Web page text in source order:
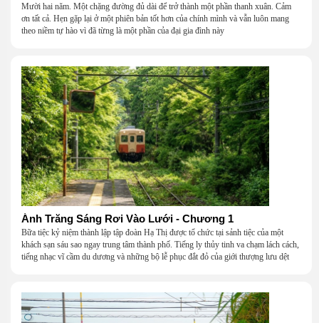
Mười hai năm. Một chặng đường đủ dài để trở thành một phần thanh xuân. Cảm
ơn tất cả. Hẹn gặp lại ở một phiên bản tốt hơn của chính mình và vẫn luôn mang
theo niềm tự hào vì đã từng là một phần của đại gia đình này
Ánh Trăng Sáng Rơi Vào Lưới - Chương 1
Bữa tiệc kỷ niệm thành lập tập đoàn Hạ Thị được tổ chức tại sảnh tiệc của một
khách sạn sáu sao ngay trung tâm thành phố. Tiếng ly thủy tinh va chạm lách cách,
tiếng nhạc vĩ cầm du dương và những bộ lễ phục đắt đỏ của giới thượng lưu dệt